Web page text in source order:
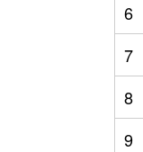
6
7
8
9